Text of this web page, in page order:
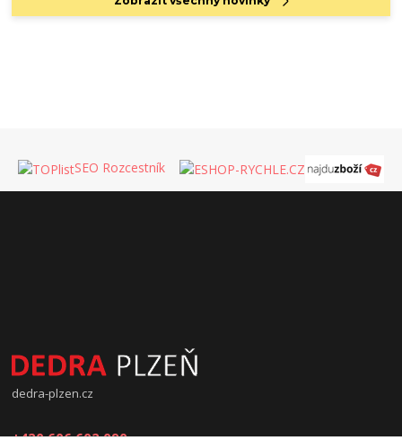
SEO Rozcestník
dedra-plzen.cz
+420 606 602 090